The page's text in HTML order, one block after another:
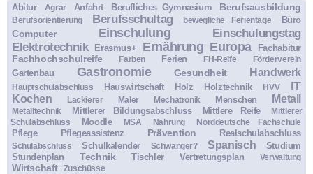
Abitur Agrar Anfahrt Berufliches Gymnasium Berufsausbildung
Berufsorientierung Berufsschultag bewegliche Ferientage Büro
Computer Einschulung
Einschulungstag
Elektrotechnik
Erasmus+ Ernährung Europa Fachabitur
Fachhochschulreife Farben Ferien FH-Reife Förderverein
Gartenbau Gastronomie Gesundheit Handwerk
Hauptschulabschluss Hauswirtschaft Holz Holztechnik HVV IT
Kochen Lackierer Maler Mechatronik Menschen Metall
Metalltechnik Mittlerer Bildungsabschluss Mittlere Reife
Mittlerer
Schulabschluss
Moodle MSA Nahrung Norddeutsche Fachschule
Pflege Pflegeassistenz Prävention Realschulabschluss
Schulabschluss Schulkalender Schwanger? Spanisch
Studium
Stundenplan
Technik Tischler Vertretungsplan Verwaltung
Wirtschaft Zuschüsse